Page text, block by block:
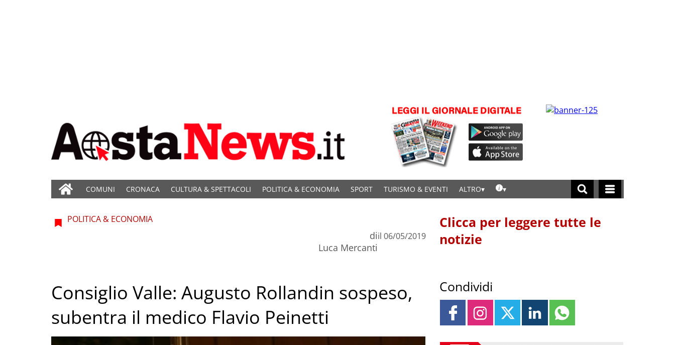
COMUNI CRONACA CULTURA & SPETTACOLI POLITICA & ECONOMIA SPORT TURISMO & EVENTI ALTRO
POLITICA & ECONOMIA
di
Luca Mercanti
il 06/05/2019
Consiglio Valle: Augusto Rollandin sospeso,
subentra il medico Flavio Peinetti
Clicca per leggere tutte le
notizie
Condividi